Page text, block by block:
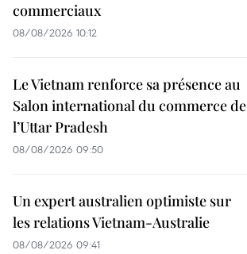
commerciaux
08/08/2026 10:12
Le Vietnam renforce sa présence au
Salon international du commerce de
l’Uttar Pradesh
08/08/2026 09:50
Un expert australien optimiste sur
les relations Vietnam-Australie
08/08/2026 09:41